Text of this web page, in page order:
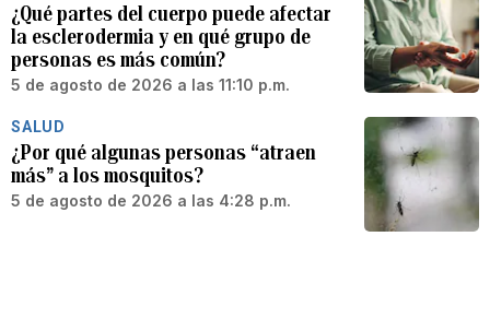
¿Qué partes del cuerpo puede afectar
la esclerodermia y en qué grupo de
personas es más común?
5 de agosto de 2026 a las 11:10 p.m.
SALUD
¿Por qué algunas personas “atraen
más” a los mosquitos?
5 de agosto de 2026 a las 4:28 p.m.